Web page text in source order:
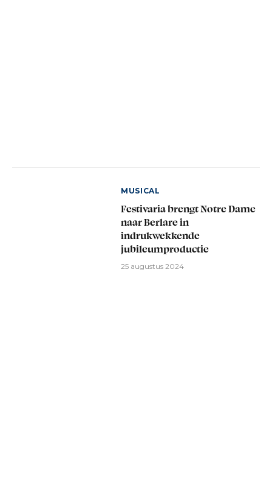
MUSICAL
Festivaria brengt Notre Dame
naar Berlare in
indrukwekkende
jubileumproductie
25 augustus 2024